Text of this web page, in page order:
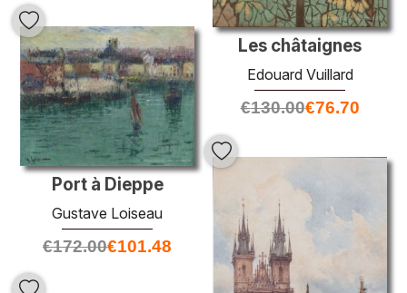
Les châtaignes
Edouard Vuillard
€130.00€76.70
Port à Dieppe
Gustave Loiseau
€172.00€101.48